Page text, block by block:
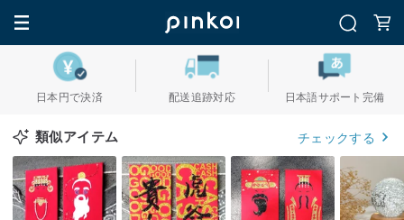
日本円で決済 配送追跡対応 日本語サポート完備
類似アイテム チェックする